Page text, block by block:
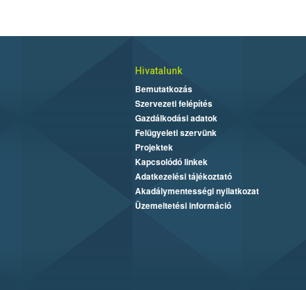
Hivatalunk
Bemutatkozás
Szervezeti felépítés
Gazdálkodási adatok
Felügyeleti szervünk
Projektek
Kapcsolódó linkek
Adatkezelési tájékoztató
Akadálymentességi nyilatkozat
Üzemeltetési információ